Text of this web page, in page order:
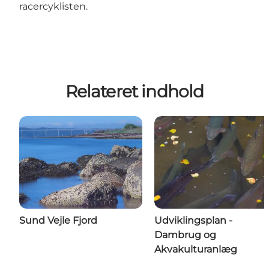
racercyklisten.
Relateret indhold
Sund Vejle Fjord
Udviklingsplan -
Dambrug og
Akvakulturanlæg